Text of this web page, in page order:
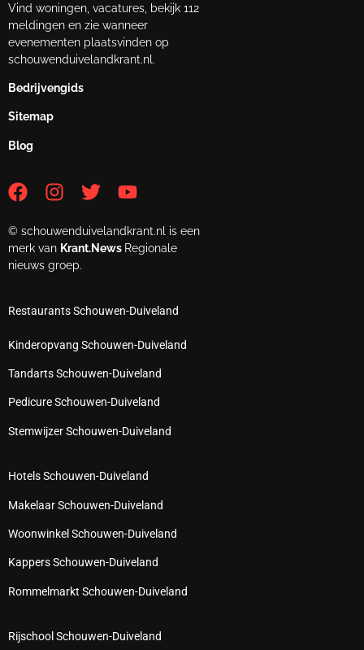
Vind woningen, vacatures, bekijk 112
meldingen en zie wanneer
evenementen plaatsvinden op
schouwenduivelandkrant.nl.
Bedrijvengids
Sitemap
Blog
© schouwenduivelandkrant.nl is een
merk van Krant.News Regionale
nieuws groep.
Restaurants Schouwen-Duiveland
Kinderopvang Schouwen-Duiveland
Tandarts Schouwen-Duiveland
Pedicure Schouwen-Duiveland
Stemwijzer Schouwen-Duiveland
Hotels Schouwen-Duiveland
Makelaar Schouwen-Duiveland
Woonwinkel Schouwen-Duiveland
Kappers Schouwen-Duiveland
Rommelmarkt Schouwen-Duiveland
Rijschool Schouwen-Duiveland